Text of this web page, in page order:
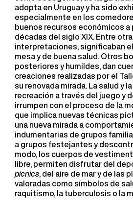
adopta en Uruguay y ha sido
especialmente en los
buenos recursos económicos a
décadas del siglo XIX. Entre
interpretaciones, significaban
mesa y de buena salud. Otros
posteriores y humildes, dan
creaciones realizadas por el
su renovada mirada. La salud y
recreación a través del juego y
irrumpen con el proceso de la
que implica nuevas técnicas
una nueva mirada a
indumentarias de grupos
a grupos festejantes y
modo, los cuerpos de
libre, permiten disfrutar del
picnics , del aire de mar y de las
valoradas como símbolos de
raquitismo, la tuberculosis o la